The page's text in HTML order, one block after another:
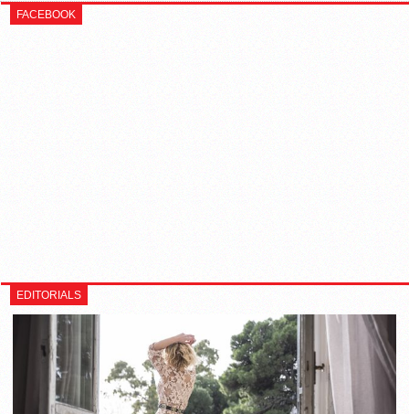
FACEBOOK
EDITORIALS